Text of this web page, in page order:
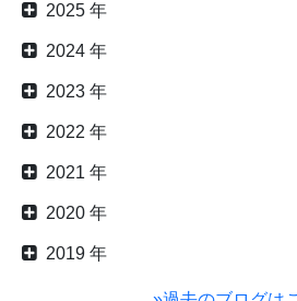
2025 年
2024 年
2023 年
2022 年
2021 年
2020 年
2019 年